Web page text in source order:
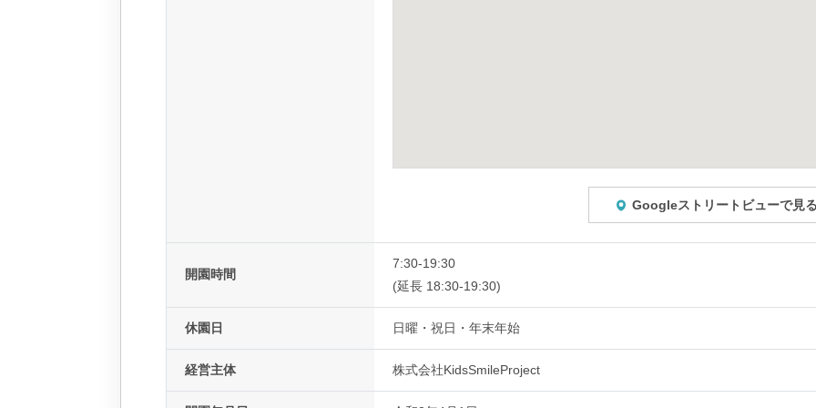
Googleストリートビューで見
開園時間
7:30-19:30
(延長 18:30-19:30)
休園日 日曜・祝日・年末年始
経営主体 株式会社KidsSmileProject